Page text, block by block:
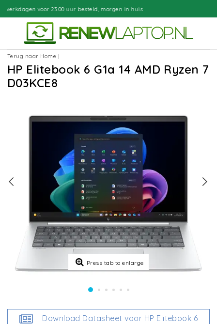
besteld, morgen in huis
Terug naar Home
HP Elitebook 6 G1a 14 AMD Ryzen 7
D03KCE8
Press tab to enlarge
Download Datasheet voor HP Elitebook 6